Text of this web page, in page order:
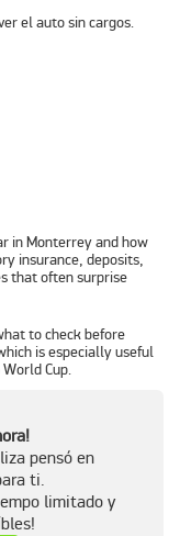
el auto sin cargos.
in Monterrey and how
insurance, deposits,
that often surprise
to check before
is especially useful
Cup.
pensó en
ti.
limitado y